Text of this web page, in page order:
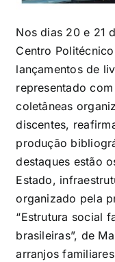
Nos dias 20 e 21
Centro
lançamentos de
representado
coletâneas
discentes,
produção
destaques estão
Estado,
organizado pela
“Estrutura social
brasileiras”, de
arranjos